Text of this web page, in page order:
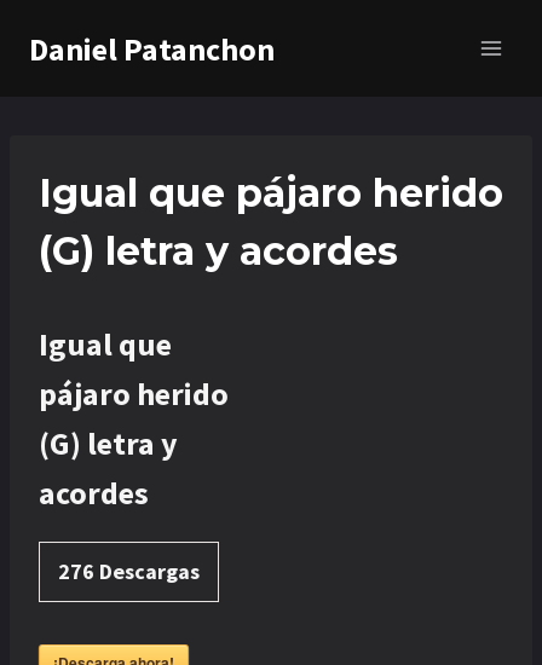
Daniel Patanchon
Igual que pájaro herido
(G) letra y acordes
Igual que
pájaro herido
(G) letra y
acordes
276 Descargas